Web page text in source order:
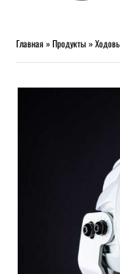
Главная»Продукты»